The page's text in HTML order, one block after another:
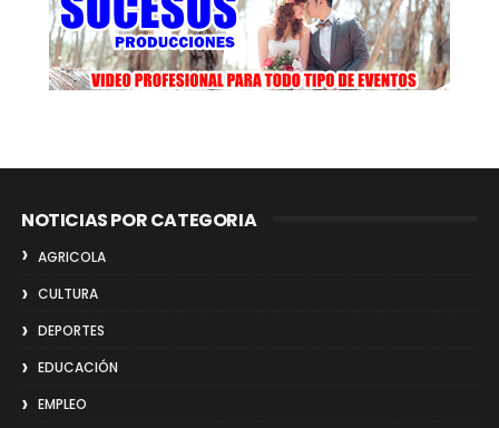
NOTICIAS POR CATEGORIA
AGRICOLA
CULTURA
DEPORTES
EDUCACIÓN
EMPLEO